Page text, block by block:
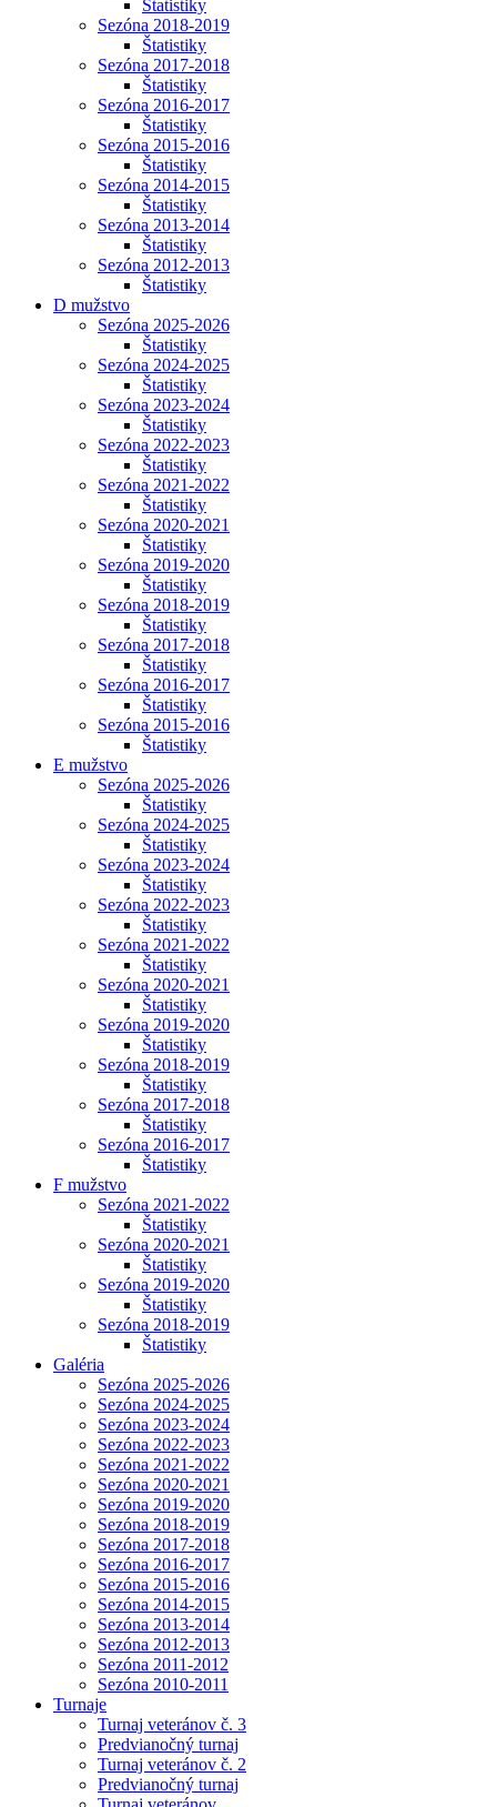
Štatistiky
Sezóna 2018-2019
Štatistiky
Sezóna 2017-2018
Štatistiky
Sezóna 2016-2017
Štatistiky
Sezóna 2015-2016
Štatistiky
Sezóna 2014-2015
Štatistiky
Sezóna 2013-2014
Štatistiky
Sezóna 2012-2013
Štatistiky
D mužstvo
Sezóna 2025-2026
Štatistiky
Sezóna 2024-2025
Štatistiky
Sezóna 2023-2024
Štatistiky
Sezóna 2022-2023
Štatistiky
Sezóna 2021-2022
Štatistiky
Sezóna 2020-2021
Štatistiky
Sezóna 2019-2020
Štatistiky
Sezóna 2018-2019
Štatistiky
Sezóna 2017-2018
Štatistiky
Sezóna 2016-2017
Štatistiky
Sezóna 2015-2016
Štatistiky
E mužstvo
Sezóna 2025-2026
Štatistiky
Sezóna 2024-2025
Štatistiky
Sezóna 2023-2024
Štatistiky
Sezóna 2022-2023
Štatistiky
Sezóna 2021-2022
Štatistiky
Sezóna 2020-2021
Štatistiky
Sezóna 2019-2020
Štatistiky
Sezóna 2018-2019
Štatistiky
Sezóna 2017-2018
Štatistiky
Sezóna 2016-2017
Štatistiky
F mužstvo
Sezóna 2021-2022
Štatistiky
Sezóna 2020-2021
Štatistiky
Sezóna 2019-2020
Štatistiky
Sezóna 2018-2019
Štatistiky
Galéria
Sezóna 2025-2026
Sezóna 2024-2025
Sezóna 2023-2024
Sezóna 2022-2023
Sezóna 2021-2022
Sezóna 2020-2021
Sezóna 2019-2020
Sezóna 2018-2019
Sezóna 2017-2018
Sezóna 2016-2017
Sezóna 2015-2016
Sezóna 2014-2015
Sezóna 2013-2014
Sezóna 2012-2013
Sezóna 2011-2012
Sezóna 2010-2011
Turnaje
Turnaj veteránov č. 3
Predvianočný turnaj
Turnaj veteránov č. 2
Predvianočný turnaj